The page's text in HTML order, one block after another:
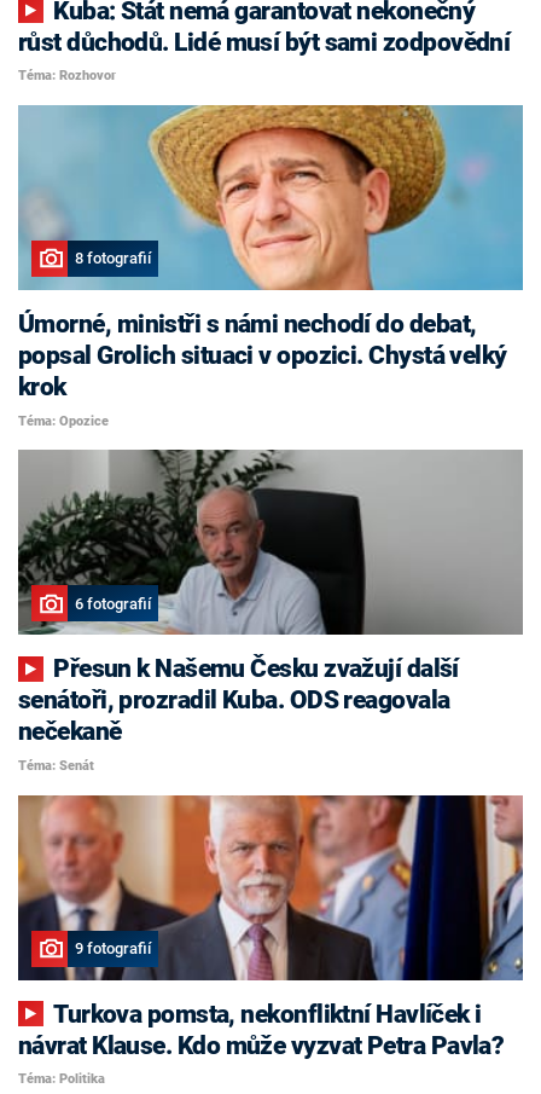
růst důchodů. Lidé musí být sami zodpovědní
Téma: Rozhovor
8 fotografií
Úmorné, ministři s námi nechodí do debat,
popsal Grolich situaci v opozici. Chystá velký
krok
Téma: Opozice
6 fotografií
senátoři, prozradil Kuba. ODS reagovala
nečekaně
Téma: Senát
9 fotografií
Turkova pomsta, nekonfliktní Havlíček i
návrat Klause. Kdo může vyzvat Petra Pavla?
Téma: Politika